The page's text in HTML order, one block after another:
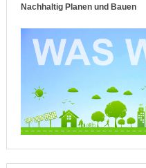
Nachhaltig Planen und Bauen